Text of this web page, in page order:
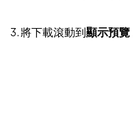
3. 將下載滾動到 顯示預覽